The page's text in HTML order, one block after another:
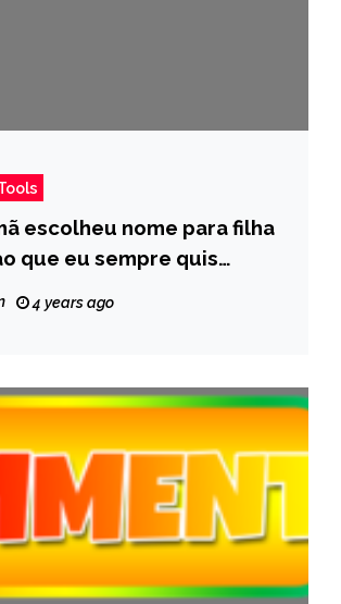
escolheu nome para filha
que eu sempre quis
minha bebê” – Pais
4 years ago